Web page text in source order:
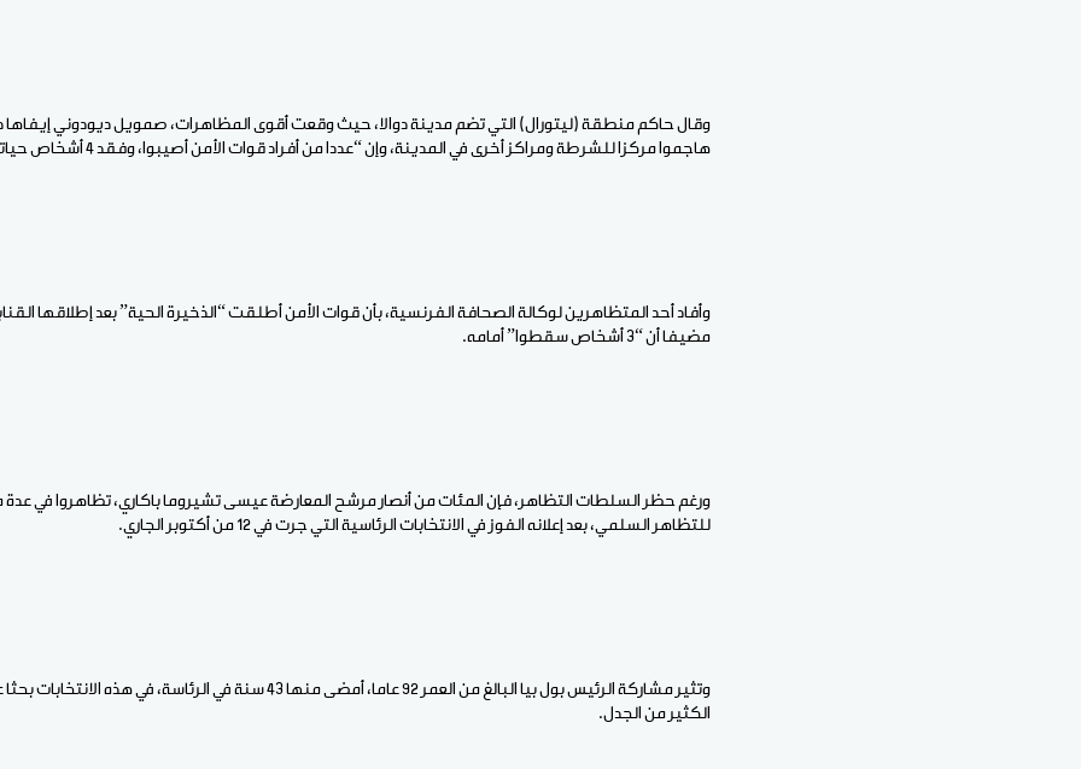
وقال حاكم منطقة (ليتورال) التي تضم مدينة دوالا، حيث وقعت أقوى المظاهرات، صمويل ديودوني إيفاها
هاجموا مركزا للشرطة ومراكز أخرى في المدينة، وإن “عددا من أفراد قوات الأمن أصيبوا، وفقد 4 أشخاص حياتهم”.
وأفاد أحد المتظاهرين لوكالة الصحافة الفرنسية، بأن قوات الأمن أطلقت “الذخيرة الحية” بعد إطلاقها
مضيفا أن “3 أشخاص سقطوا” أمامه.
ورغم حظر السلطات التظاهر، فإن المئات من أنصار مرشح المعارضة عيسى تشيروما باكاري، تظاهروا في عدة
للتظاهر السلمي، بعد إعلانه الفوز في الانتخابات الرئاسية التي جرت في 12 من أكتوبر الجاري.
وتثير مشاركة الرئيس بول بيا البالغ من العمر 92 عاما، أمضى منها 43 سنة في
الكثير من الجدل.